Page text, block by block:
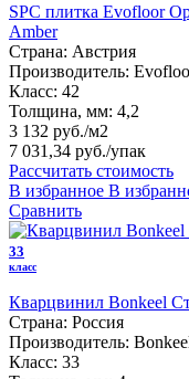
SPC плитка Evofloor
Amber
Страна: Австрия
Производитель:
Класс: 42
Толщина, мм: 4,2
3 132 руб./м2
7 031,34 руб./упак
Рассчитать стоимость
В избранное В
Сравнить
33
класс
Кварцвинил Bonkeel
Страна: Россия
Производитель:
Класс: 33